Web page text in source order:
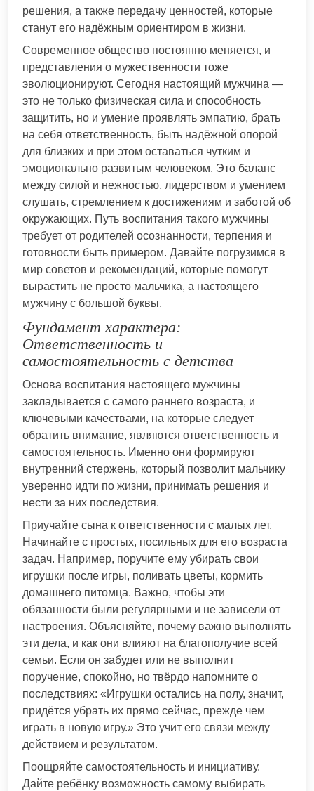
решения, а также передачу ценностей, которые
станут его надёжным ориентиром в жизни.
Современное общество постоянно меняется, и
представления о мужественности тоже
эволюционируют. Сегодня настоящий мужчина —
это не только физическая сила и способность
защитить, но и умение проявлять эмпатию, брать
на себя ответственность, быть надёжной опорой
для близких и при этом оставаться чутким и
эмоционально развитым человеком. Это баланс
между силой и нежностью, лидерством и умением
слушать, стремлением к достижениям и заботой об
окружающих. Путь воспитания такого мужчины
требует от родителей осознанности, терпения и
готовности быть примером. Давайте погрузимся в
мир советов и рекомендаций, которые помогут
вырастить не просто мальчика, а настоящего
мужчину с большой буквы.
Фундамент характера:
Ответственность и
самостоятельность с детства
Основа воспитания настоящего мужчины
закладывается с самого раннего возраста, и
ключевыми качествами, на которые следует
обратить внимание, являются ответственность и
самостоятельность. Именно они формируют
внутренний стержень, который позволит мальчику
уверенно идти по жизни, принимать решения и
нести за них последствия.
Приучайте сына к ответственности с малых лет.
Начинайте с простых, посильных для его возраста
задач. Например, поручите ему убирать свои
игрушки после игры, поливать цветы, кормить
домашнего питомца. Важно, чтобы эти
обязанности были регулярными и не зависели от
настроения. Объясняйте, почему важно выполнять
эти дела, и как они влияют на благополучие всей
семьи. Если он забудет или не выполнит
поручение, спокойно, но твёрдо напомните о
последствиях: «Игрушки остались на полу, значит,
придётся убрать их прямо сейчас, прежде чем
играть в новую игру.» Это учит его связи между
действием и результатом.
Поощряйте самостоятельность и инициативу.
Дайте ребёнку возможность самому выбирать